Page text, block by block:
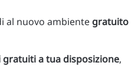
al nuovo ambiente gratuito
gratuiti a tua disposizione,